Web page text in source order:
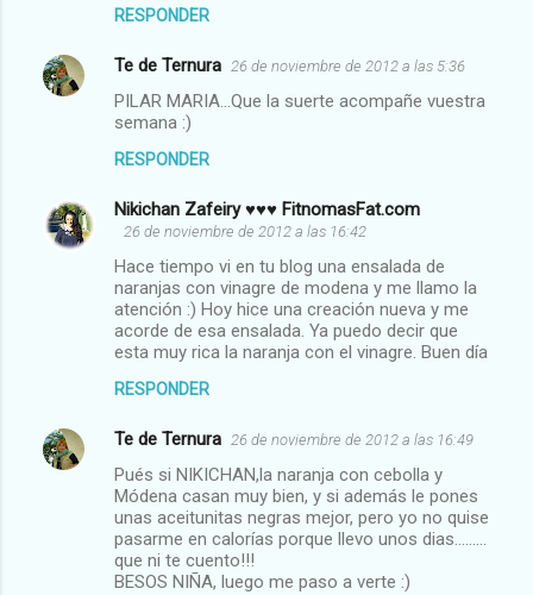
RESPONDER
Te de Ternura 26 de noviembre de 2012 a las 5:36
PILAR MARIA...Que la suerte acompañe vuestra
semana :)
RESPONDER
Nikichan Zafeiry ♥♥♥ FitnomasFat.com
26 de noviembre de 2012 a las 16:42
Hace tiempo vi en tu blog una ensalada de
naranjas con vinagre de modena y me llamo la
atención :) Hoy hice una creación nueva y me
acorde de esa ensalada. Ya puedo decir que
esta muy rica la naranja con el vinagre. Buen día
RESPONDER
Te de Ternura 26 de noviembre de 2012 a las 16:49
Pués si NIKICHAN,la naranja con cebolla y
Módena casan muy bien, y si además le pones
unas aceitunitas negras mejor, pero yo no quise
pasarme en calorías porque llevo unos dias.........
que ni te cuento!!!
BESOS NIÑA, luego me paso a verte :)